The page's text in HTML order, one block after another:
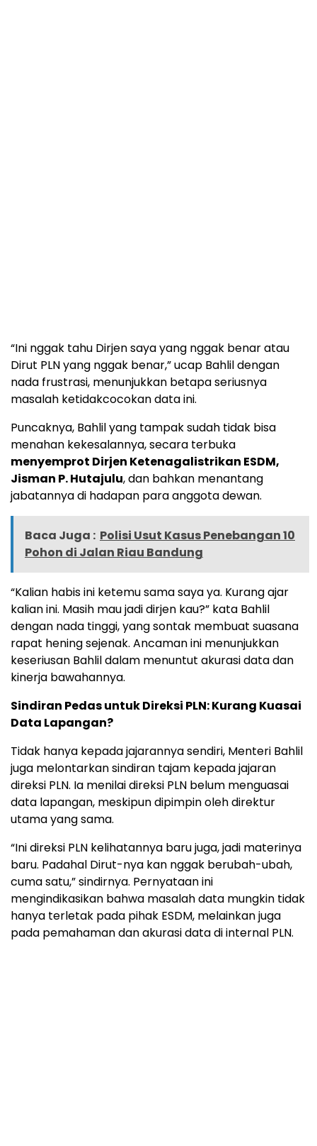
“Ini nggak tahu Dirjen saya yang nggak benar atau
Dirut PLN yang nggak benar,” ucap Bahlil dengan
nada frustrasi, menunjukkan betapa seriusnya
masalah ketidakcocokan data ini.
Puncaknya, Bahlil yang tampak sudah tidak bisa
menahan kekesalannya, secara terbuka
menyemprot Dirjen Ketenagalistrikan ESDM,
Jisman P. Hutajulu, dan bahkan menantang
jabatannya di hadapan para anggota dewan.
Baca Juga : Polisi Usut Kasus Penebangan 10
Pohon di Jalan Riau Bandung
“Kalian habis ini ketemu sama saya ya. Kurang ajar
kalian ini. Masih mau jadi dirjen kau?” kata Bahlil
dengan nada tinggi, yang sontak membuat suasana
rapat hening sejenak. Ancaman ini menunjukkan
keseriusan Bahlil dalam menuntut akurasi data dan
kinerja bawahannya.
Sindiran Pedas untuk Direksi PLN: Kurang Kuasai
Data Lapangan?
Tidak hanya kepada jajarannya sendiri, Menteri Bahlil
juga melontarkan sindiran tajam kepada jajaran
direksi PLN. Ia menilai direksi PLN belum menguasai
data lapangan, meskipun dipimpin oleh direktur
utama yang sama.
“Ini direksi PLN kelihatannya baru juga, jadi materinya
baru. Padahal Dirut-nya kan nggak berubah-ubah,
cuma satu,” sindirnya. Pernyataan ini
mengindikasikan bahwa masalah data mungkin tidak
hanya terletak pada pihak ESDM, melainkan juga
pada pemahaman dan akurasi data di internal PLN.